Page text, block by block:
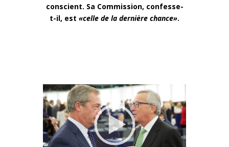
conscient. Sa Commission, confesse-
t-il, est «celle de la dernière chance».